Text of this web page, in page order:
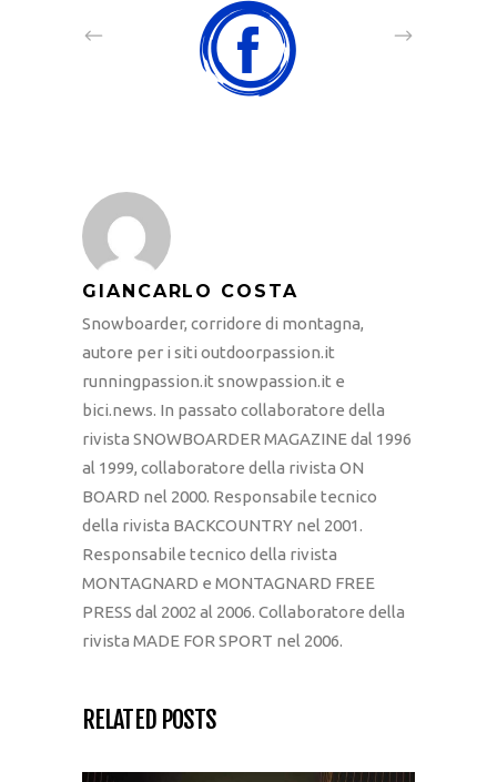
GIANCARLO COSTA
Snowboarder, corridore di montagna,
autore per i siti outdoorpassion.it
runningpassion.it snowpassion.it e
bici.news. In passato collaboratore della
rivista SNOWBOARDER MAGAZINE dal 1996
al 1999, collaboratore della rivista ON
BOARD nel 2000. Responsabile tecnico
della rivista BACKCOUNTRY nel 2001.
Responsabile tecnico della rivista
MONTAGNARD e MONTAGNARD FREE
PRESS dal 2002 al 2006. Collaboratore della
rivista MADE FOR SPORT nel 2006.
RELATED POSTS